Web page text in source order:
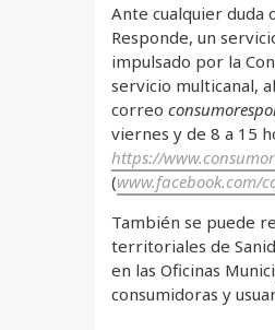
Ante cualquier duda
Responde, un
impulsado por la
servicio multicanal,
correo
viernes y de 8 a 15
https://
(www.facebook.com/
También se puede
territoriales de
en las Oficinas
consumidoras y